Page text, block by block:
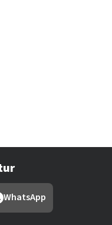
WhatsApp